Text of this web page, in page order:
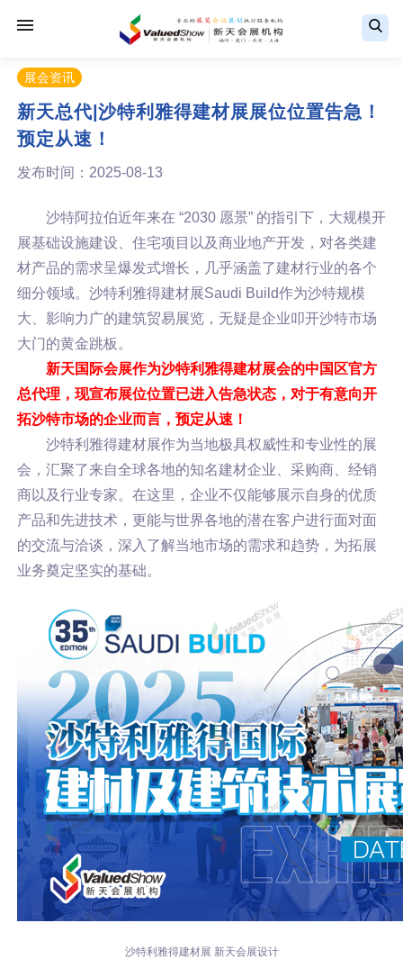
展会资讯
新天总代|沙特利雅得建材展展位位置告急！
预定从速！
发布时间：2025-08-13
沙特阿拉伯近年来在 “2030 愿景” 的指引下，大规模开
展基础设施建设、住宅项目以及商业地产开发，对各类建
材产品的需求呈爆发式增长，几乎涵盖了建材行业的各个
细分领域。沙特利雅得建材展Saudi Build作为沙特规模
大、影响力广的建筑贸易展览，无疑是企业叩开沙特市场
大门的黄金跳板。
新天国际会展作为沙特利雅得建材展会的中国区官方
总代理，现宣布展位位置已进入告急状态，对于有意向开
拓沙特市场的企业而言，预定从速！
沙特利雅得建材展作为当地极具权威性和专业性的展
会，汇聚了来自全球各地的知名建材企业、采购商、经销
商以及行业专家。在这里，企业不仅能够展示自身的优质
产品和先进技术，更能与世界各地的潜在客户进行面对面
的交流与洽谈，深入了解当地市场的需求和趋势，为拓展
业务奠定坚实的基础。
沙特利雅得建材展 新天会展设计